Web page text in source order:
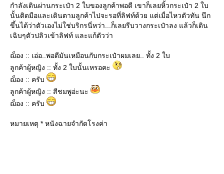
กำลังเดินผ่านกระเป๋า 2 ใบของลูกค้าพอดี เขาก็เลยหิ้วกระเป๋า 2 ใบ
นั้นติดมือและเดินตามลูกค้าไปจะรอที่ลิฟท์ด้วย แต่เมื่อไหวตัวทัน นึก
ขึ้นได้ว่าตัวเองไม่ใช่บริกรนี่หว่า...ก็เลยรีบวางกระเป๋าลง แล้วก็เดิน
เฉิบๆตัวปลิวเข้าลิฟท์ และแก้ตัวว่า
ฌ็อง :: เอ่อ..พอดีมันเหมือนกับกระเป๋าผมเลย.. ทั้ง 2 ใบ
ลูกค้าผู้หญิง :: ทั้ง 2 ใบนั้นเหรอคะ
ฌ็อง :: ครับ
ลูกค้าผู้หญิง :: สีชมพูอ่ะนะ
ฌ็อง :: ครับ
หมายเหตุ * หนังฉายจำกัดโรงค่า